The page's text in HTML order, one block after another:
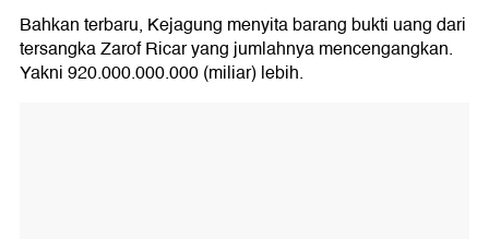
Bahkan terbaru, Kejagung menyita barang bukti uang dari
tersangka Zarof Ricar yang jumlahnya mencengangkan.
Yakni 920.000.000.000 (miliar) lebih.